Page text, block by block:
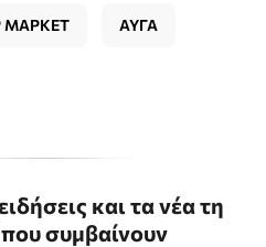
ΜΑΡΚΕΤ ΑΥΓΑ
και τα νέα τη
συμβαίνουν